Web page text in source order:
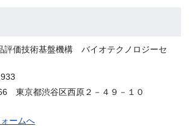
評価技術基盤機構 バイオテクノロジーセ
東京都渋谷区西原２－４９－１０
ームへ